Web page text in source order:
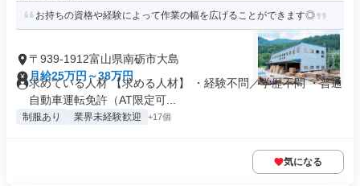
お持ちの資格や経験によって作業の幅を広げることができます◎
〒939-1912富山県南砺市大島
月給25万円～38万円
求めている人材 【求める人材】 ・経験不問／学歴不問 ・普通
自動車運転免許（AT限定可...
制服あり 業界未経験歓迎 +17個
気になる